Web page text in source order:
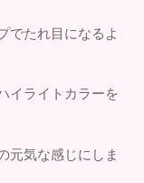
でたれ目になるよ
イライトカラーを
元気な感じにしま